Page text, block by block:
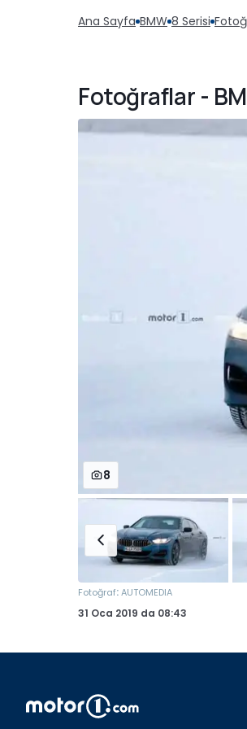
Ana Sayfa BMW 8 Serisi
Fotoğraflar -
8
Fotoğraf:AUTOMEDIA
31 Oca 2019 da 08:43